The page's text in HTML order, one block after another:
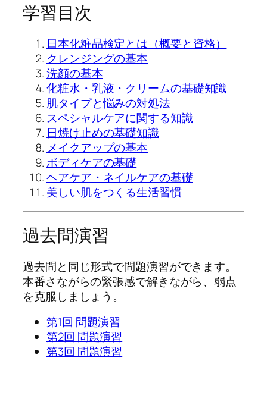
学習目次
日本化粧品検定とは（概要と資格）
クレンジングの基本
洗顔の基本
化粧水・乳液・クリームの基礎知識
肌タイプと悩みの対処法
スペシャルケアに関する知識
日焼け止めの基礎知識
メイクアップの基本
ボディケアの基礎
ヘアケア・ネイルケアの基礎
美しい肌をつくる生活習慣
過去問演習
過去問と同じ形式で問題演習ができます。
本番さながらの緊張感で解きながら、弱点
を克服しましょう。
第1回 問題演習
第2回 問題演習
第3回 問題演習